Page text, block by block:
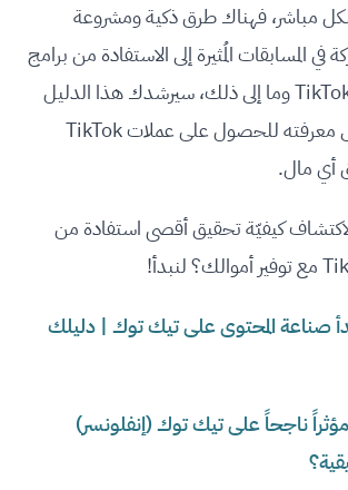
مباشر، فهناك طرق ذكية ومشروعة
في المسابقات المُثيرة إلى الاستفادة من برامج
الإحالة الخاصّة بـ TikTok وما إلى ذلك، سيرشدك هذا الدليل
إلى كل ما تحتاج إلى معرفته للحصول على عملات TikTok
أي مال.
كيفيّة تحقيق أقصى استفادة من
صناعة المحتوى على تيك توك | دليلك
ناجحاً على تيك توك (إنفلونسر)